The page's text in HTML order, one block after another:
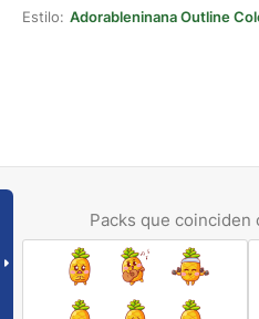
Estilo: Adorableninana Outline
Packs que coinciden